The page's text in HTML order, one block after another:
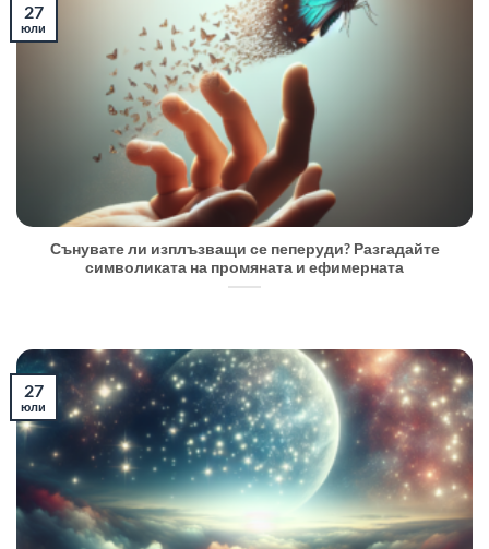
Сънувате ли изплъзващи се пеперуди? Разгадайте
символиката на промяната и ефимерната
27
юли
27
юли